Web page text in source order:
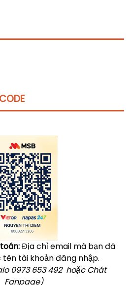
Địa chỉ email mà bạn đã
tài khoản đăng nhập.
0973 653 492 hoặc Chát
Fanpage)